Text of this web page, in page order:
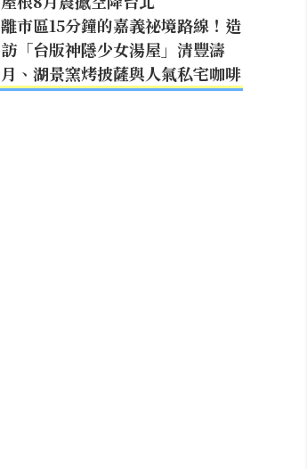
離市區15分鐘的嘉義祕境路線！造
訪「台版神隱少女湯屋」清豐濤
月、湖景窯烤披薩與人氣私宅咖啡